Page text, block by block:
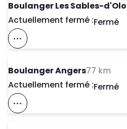
Boulanger Les Sables-
Actuellement fermé :Day of
Fermé
Voir Ce Magasin Sur La Carte
Boulanger Angers77 km
Actuellement fermé :Day of
Fermé
Voir Ce Magasin Sur La Carte